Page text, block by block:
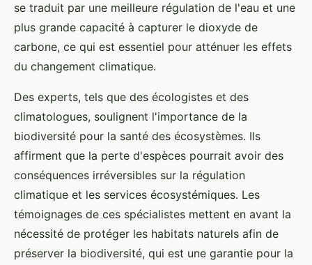
se traduit par une meilleure régulation de l'eau et une
plus grande capacité à capturer le dioxyde de
carbone, ce qui est essentiel pour atténuer les effets
du changement climatique.
Des experts, tels que des écologistes et des
climatologues, soulignent l'importance de la
biodiversité pour la santé des écosystèmes. Ils
affirment que la perte d'espèces pourrait avoir des
conséquences irréversibles sur la régulation
climatique et les services écosystémiques. Les
témoignages de ces spécialistes mettent en avant la
nécessité de protéger les habitats naturels afin de
préserver la biodiversité, qui est une garantie pour la